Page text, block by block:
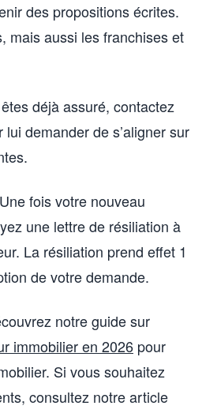
des propositions écrites.
mais aussi les franchises et
déjà assuré, contactez
demander de s’aligner sur
fois votre nouveau
une lettre de résiliation à
La résiliation prend effet 1
de votre demande.
notre guide sur
immobilier en 2026 pour
Si vous souhaitez
consultez notre article